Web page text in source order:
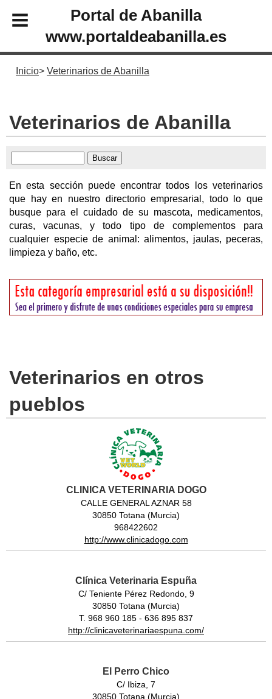
Portal de Abanilla
www.portaldeabanilla.es
Inicio Veterinarios de Abanilla
Veterinarios de Abanilla
En esta sección puede encontrar todos los veterinarios
que hay en nuestro directorio empresarial, todo lo que
busque para el cuidado de su mascota, medicamentos,
curas, vacunas, y todo tipo de complementos para
cualquier especie de animal: alimentos, jaulas, peceras,
limpieza y baño, etc.
Veterinarios en otros
pueblos
CLINICA VETERINARIA DOGO
CALLE GENERAL AZNAR 58
30850 Totana (Murcia)
968422602
http://www.clinicadogo.com
Clínica Veterinaria Espuña
C/ Teniente Pérez Redondo, 9
30850 Totana (Murcia)
T. 968 960 185 - 636 895 837
http://clinicaveterinariaespuna.com/
El Perro Chico
C/ Ibiza, 7
30850 Totana (Murcia)